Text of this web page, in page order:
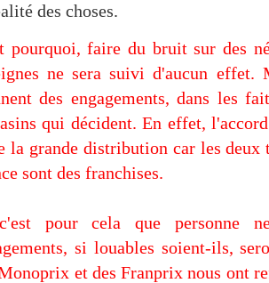
des choses.
pourquoi, faire du bruit sur des
ne sera suivi d'aucun effet.
des engagements, dans les
qui décident. En effet,
la grande distribution car les deux
sont des franchises.
pour cela que personne
si louables soient-ils,
et des Franprix nous ont